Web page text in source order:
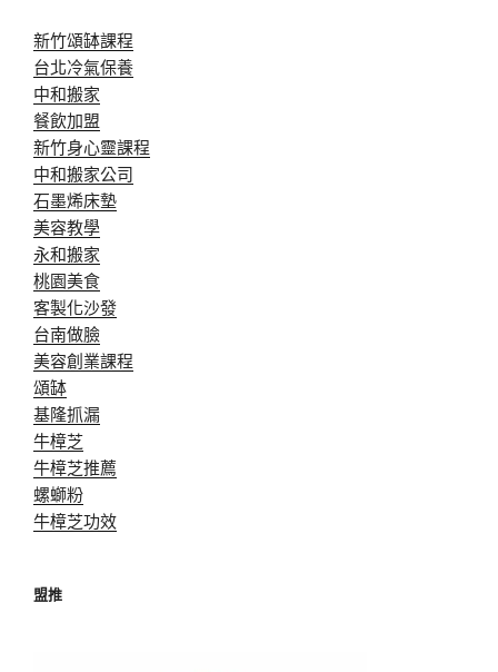
新竹頌缽課程
台北冷氣保養
中和搬家
餐飲加盟
新竹身心靈課程
中和搬家公司
石墨烯床墊
美容教學
永和搬家
桃園美食
客製化沙發
台南做臉
美容創業課程
頌缽
基隆抓漏
牛樟芝
牛樟芝推薦
螺螄粉
牛樟芝功效
盟推